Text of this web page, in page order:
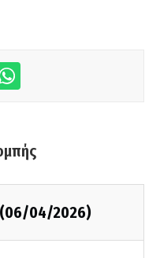
(06/04/2026)